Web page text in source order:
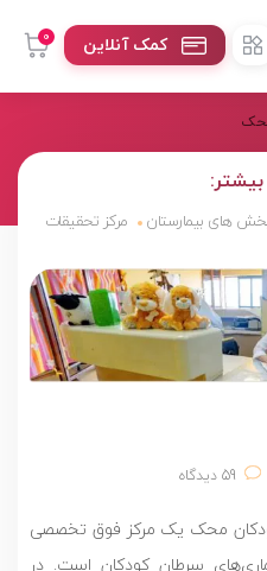
0 کمک آنلاین
های بیمارستان مرکز تحقیقات
59 دیدگاه
محک یک مرکز فوق تخصصی
سرطان کودکان است. در